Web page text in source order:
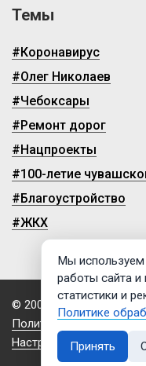
Темы
#Коронавирус
#Олег Николаев
#Чебоксары
#Ремонт дорог
#Нацпроекты
#100-летие
#Благоустройство
#ЖКХ
© 2009-2026, ГТРК
Политика обработки
Настройки cookies
Мы
работы сайта и
статистики и
Политике
Принять